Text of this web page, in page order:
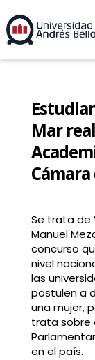
Mar
Se trata de
Manuel
concurso
nivel
las
postulen a
una mujer,
trata sobre
en el país.